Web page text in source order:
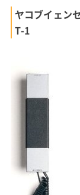
ヤコブイェン
T-1